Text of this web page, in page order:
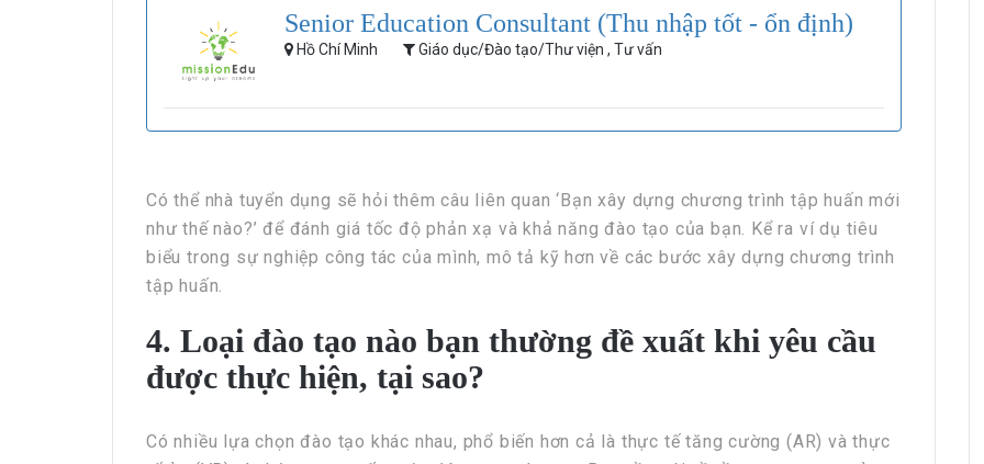
Senior Education Consultant (Thu nhập tốt - ổn định)
Hồ Chí Minh Giáo dục/Đào tạo/Thư viện , Tư vấn
Có thể nhà tuyển dụng sẽ hỏi thêm câu liên quan ‘Bạn xây dựng chương trình tập huấn mới
như thế nào?’ để đánh giá tốc độ phản xạ và khả năng đào tạo của bạn. Kể ra ví dụ tiêu
biểu trong sự nghiệp công tác của mình, mô tả kỹ hơn về các bước xây dựng chương trình
tập huấn.
4. Loại đào tạo nào bạn thường đề xuất khi yêu cầu
được thực hiện, tại sao?
Có nhiều lựa chọn đào tạo khác nhau, phổ biến hơn cả là thực tế tăng cường (AR) và thực